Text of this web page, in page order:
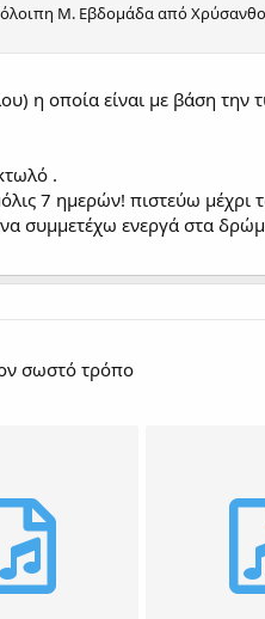
Μ. Εβδομάδα από
οποία είναι με βάση την
.
7 ημερών! πιστεύω
να συμμετέχω ενεργά στα
σωστό τρόπο